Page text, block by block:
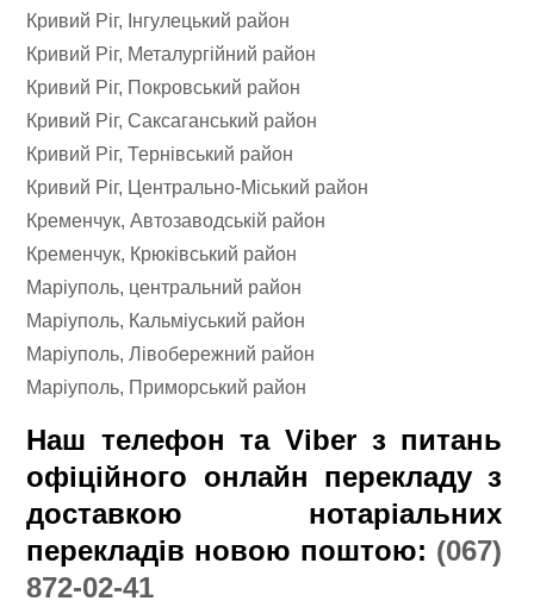
Кривий Ріг, Інгулецький район
Кривий Ріг, Металургійний район
Кривий Ріг, Покровський район
Кривий Ріг, Саксаганський район
Кривий Ріг, Тернівський район
Кривий Ріг, Центрально-Міський район
Кременчук, Автозаводській район
Кременчук, Крюківський район
Маріуполь, центральний район
Маріуполь, Кальміуський район
Маріуполь, Лівобережний район
Маріуполь, Приморський район
Наш телефон та Viber з питань
офіційного онлайн перекладу з
доставкою нотаріальних
перекладів новою поштою: (067)
872-02-41